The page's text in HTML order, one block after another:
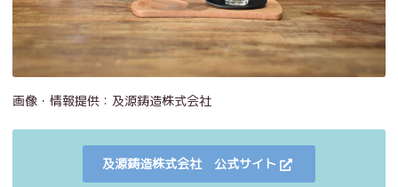
画像・情報提供：及源鋳造株式会社
及源鋳造株式会社 公式サイト